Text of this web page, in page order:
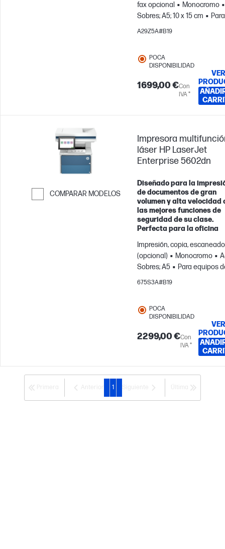
fax opcional
Monocromo
Sobres; A5; 10 x 15 cm
Para
equipos de hasta 15
A29Z5A#B19
POCA
DISPONIBILIDAD
1699,00 €Con
IVA *
VER
COMPARAR MODELOS
Impresora
láser HP LaserJet
Enterprise 5602dn
Diseñado para la
de documentos de gran
volumen y alta velocidad
las mejores funciones de
seguridad de su clase.
Perfecta para la oficina
Impresión, copia,
(opcional)
Monocromo
Sobres; A5
Para equipos
hasta 15 usuarios; Imprime
675S3A#B19
POCA
DISPONIBILIDAD
2299,00 €Con
IVA *
VER
1